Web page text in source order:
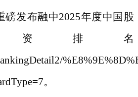
磅发布融中2025年度中国股
资排名
。